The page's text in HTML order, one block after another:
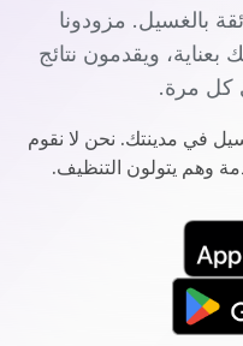
بالغسيل. مزودونا
ويقدمون نتائج
كل مرة.
في مدينتك. نحن لا نقوم
وهم يتولون التنظيف.